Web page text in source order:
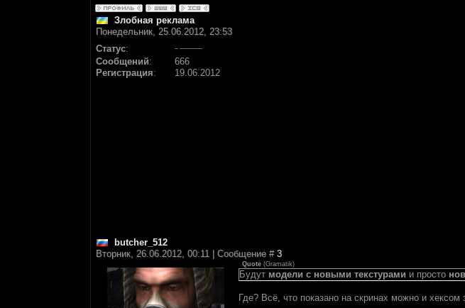
Злобная реклама
Понедельник, 25.06.2012, 23:53
Статус:
Сообщений:
666
Регистрация: 19.06.2012
butcher_512
Вторник, 26.06.2012, 00:11 | Сообщение # 3
Quote (Gramatik)
Будут модели с новыми текстурами и просто
Где? Всё, что показано на скринах можно и